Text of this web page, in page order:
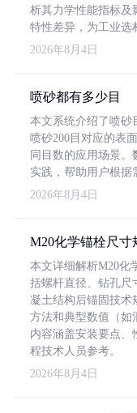
析其力学性能指标及
特性差异，为工业选
2026年8月4日
喷砂都有多少目
本文系统介绍了喷砂
喷砂200目对应的表
同目数的应用场景。
实践，帮助用户根据
2026年8月4日
M20化学锚栓尺
本文详细解析M20化
括螺杆直径、钻孔尺
凝土结构后锚固技术
方法和典型数值（如
内容涵盖安装要点、
程技术人员参考。
2026年8月4日